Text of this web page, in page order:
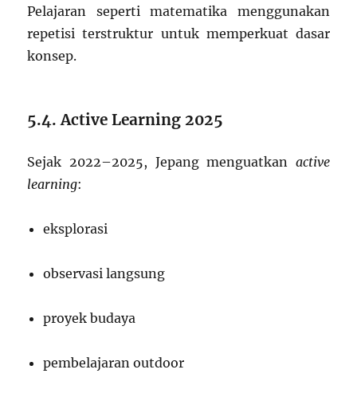
Pelajaran seperti matematika menggunakan
repetisi terstruktur untuk memperkuat dasar
konsep.
5.4. Active Learning 2025
Sejak 2022–2025, Jepang menguatkan active
learning:
eksplorasi
observasi langsung
proyek budaya
pembelajaran outdoor